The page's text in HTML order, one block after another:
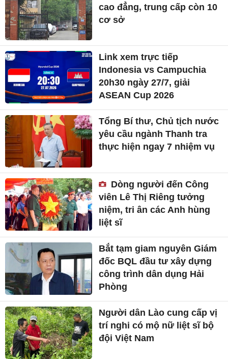
cao đẳng, trung cấp còn 10
cơ sở
Link xem trực tiếp
Indonesia vs Campuchia
20h30 ngày 27/7, giải
ASEAN Cup 2026
Tổng Bí thư, Chủ tịch nước
yêu cầu ngành Thanh tra
thực hiện ngay 7 nhiệm vụ
Dòng người đến Công
viên Lê Thị Riêng tưởng
niệm, tri ân các Anh hùng
liệt sĩ
Bắt tạm giam nguyên Giám
đốc BQL đầu tư xây dựng
công trình dân dụng Hải
Phòng
Người dân Lào cung cấp vị
trí nghi có mộ nữ liệt sĩ bộ
đội Việt Nam